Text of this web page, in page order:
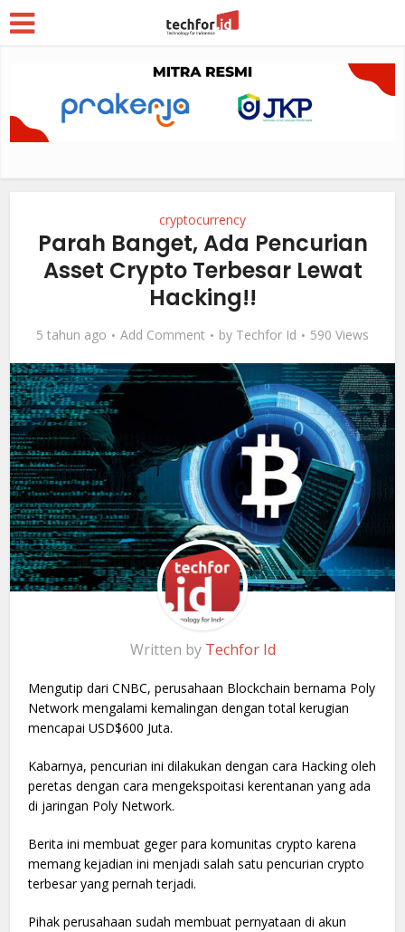
cryptocurrency
Parah Banget, Ada Pencurian
Asset Crypto Terbesar Lewat
Hacking!!
5 tahun ago Add Comment by Techfor Id 590 Views
Written by Techfor Id
Mengutip dari CNBC, perusahaan Blockchain bernama Poly
Network mengalami kemalingan dengan total kerugian
mencapai USD$600 Juta.
Kabarnya, pencurian ini dilakukan dengan cara Hacking oleh
peretas dengan cara mengekspoitasi kerentanan yang ada
di jaringan Poly Network.
Berita ini membuat geger para komunitas crypto karena
memang kejadian ini menjadi salah satu pencurian crypto
terbesar yang pernah terjadi.
Pihak perusahaan sudah membuat pernyataan di akun